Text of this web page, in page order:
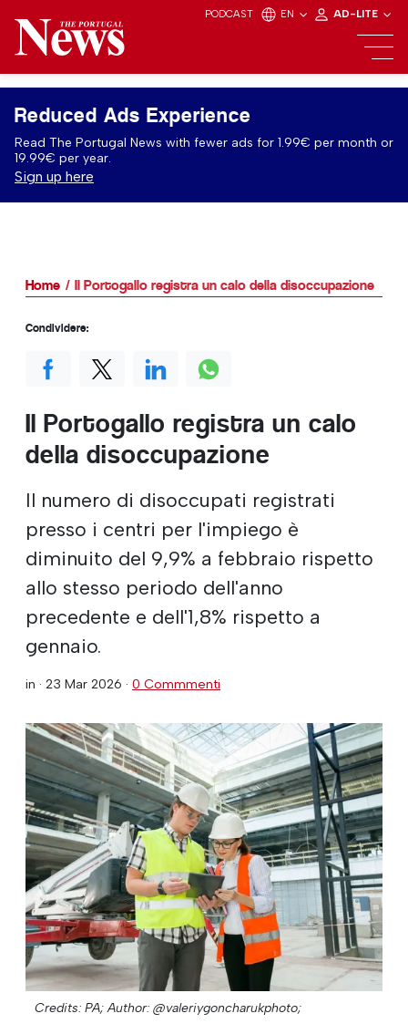
PODCAST EN AD-LITE
Reduced Ads Experience
Read The Portugal News with fewer ads for 1.99€ per month or
19.99€ per year.
Sign up here
Home Il Portogallo registra un calo della disoccupazione
Il Portogallo registra un calo
della disoccupazione
Il numero di disoccupati registrati
presso i centri per l'impiego è
diminuito del 9,9% a febbraio rispetto
allo stesso periodo dell'anno
precedente e dell'1,8% rispetto a
gennaio.
in · 23 Mar 2026 · 0 Commmenti
Credits: PA; Author: @valeriygoncharukphoto;
Condividere: